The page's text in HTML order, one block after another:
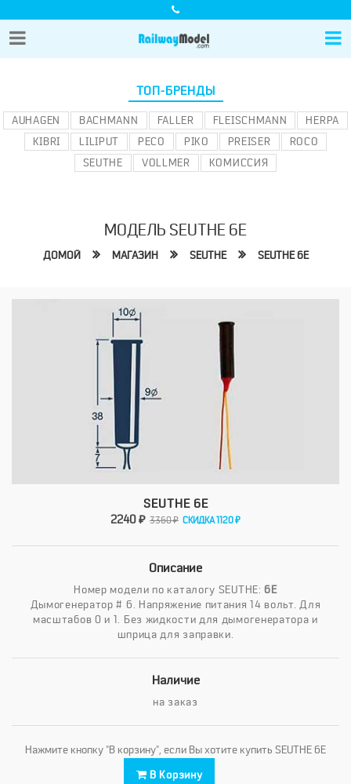
ТОП-БРЕНДЫ
AUHAGEN BACHMANN FALLER FLEISCHMANN
HERPA
KIBRI
LILIPUT PECO PIKO PREISER
ROCO
SEUTHE
VOLLMER КОМИССИЯ
МОДЕЛЬ SEUTHE 6E
ДОМОЙ МАГАЗИН SEUTHE SEUTHE 6E
SEUTHE 6E
2240 ₽ 3360 ₽ СКИДКА 1120 ₽
Описание
Номер модели по каталогу SEUTHE: 6E
Дымогенератор # 6. Напряжение питания 14 вольт. Для
масштабов 0 и 1. Без жидкости для дымогенератора и
шприца для заправки.
Наличие
на заказ
Нажмите кнопку "В корзину", если Вы хотите купить SEUTHE 6E
В Корзину